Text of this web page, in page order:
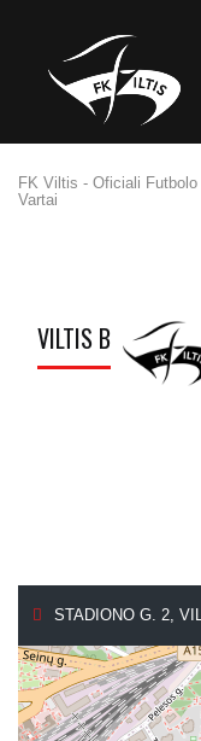
FK Viltis - Oficiali
Vartai
VILTIS B
STADIONO G. 2,